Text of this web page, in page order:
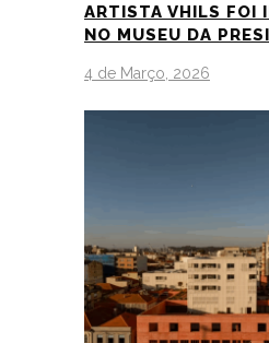
ARTISTA VHILS FOI
NO MUSEU DA
4 de Março, 2026